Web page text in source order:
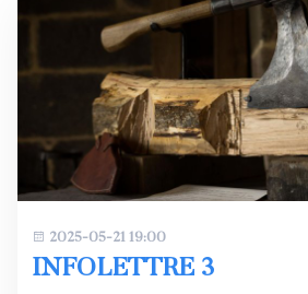
2025-05-21 19:00
INFOLETTRE 3